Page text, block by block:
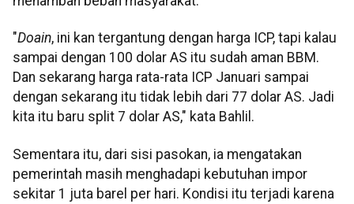
"Doain, ini kan tergantung dengan harga ICP, tapi kalau
sampai dengan 100 dolar AS itu sudah aman BBM.
Dan sekarang harga rata-rata ICP Januari sampai
dengan sekarang itu tidak lebih dari 77 dolar AS. Jadi
kita itu baru split 7 dolar AS," kata Bahlil.
Sementara itu, dari sisi pasokan, ia mengatakan
pemerintah masih menghadapi kebutuhan impor
sekitar 1 juta barel per hari. Kondisi itu terjadi karena